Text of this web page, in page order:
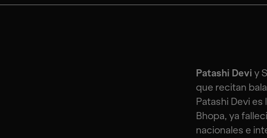
Patashi Devi y
que recitan
Patashi Devi
Bhopa, ya
nacionales e